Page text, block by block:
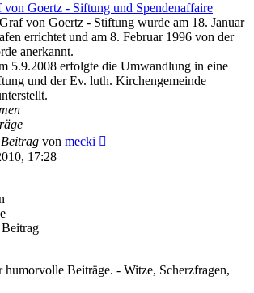
Goertz - Siftung und Spendenaffaire
von Goertz - Stiftung wurde am 18. Januar
errichtet und am 8. Februar 1996 von der
anerkannt.
5.9.2008 erfolgte die Umwandlung in eine
und der Ev. luth. Kirchengemeinde
von mecki
17:28
Beiträge. - Witze, Scherzfragen,